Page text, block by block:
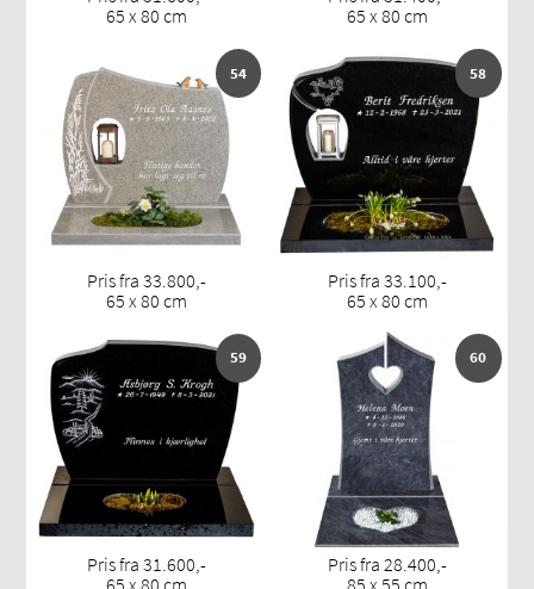
65 x 80 cm
65 x 80 cm
54
Pris fra 33.800,-
65 x 80 cm
58
Pris fra 33.100,-
65 x 80 cm
59
Pris fra 31.600,-
60
Pris fra 28.400,-